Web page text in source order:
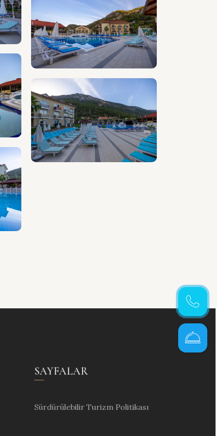
Hemen
Ara
SAYFALAR
Sürdürülebilir Turizm Politikası